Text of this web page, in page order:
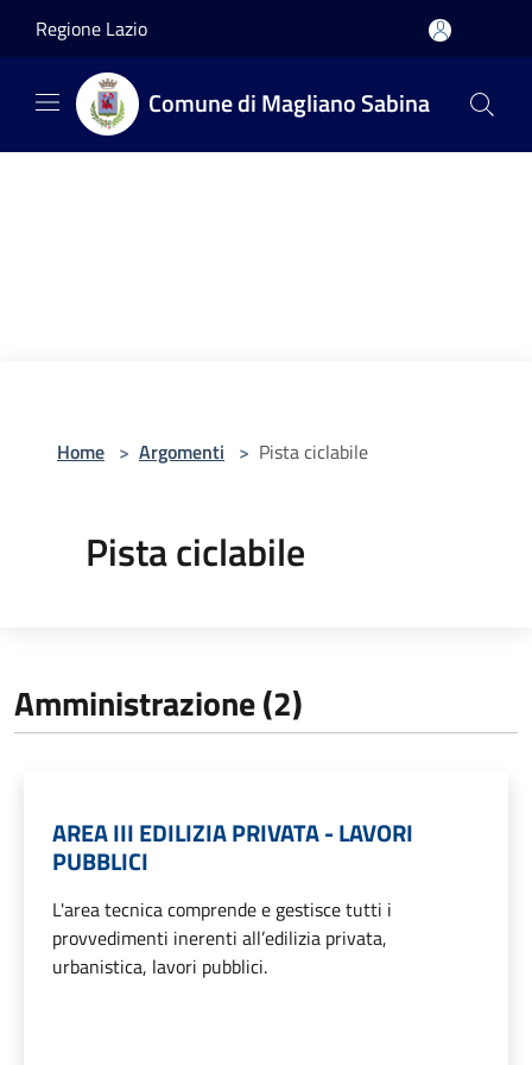
Regione Lazio
Comune di Magliano Sabina
Home > Argomenti > Pista ciclabile
Pista ciclabile
Amministrazione (2)
AREA III EDILIZIA PRIVATA - LAVORI
PUBBLICI
L'area tecnica comprende e gestisce tutti i
provvedimenti inerenti all’edilizia privata,
urbanistica, lavori pubblici.